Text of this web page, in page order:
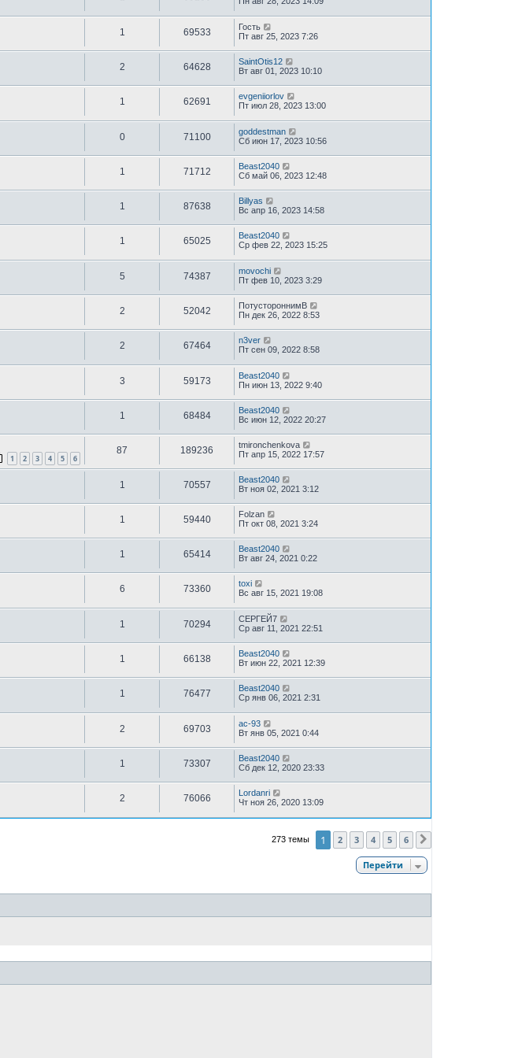
1 69533
Гость
Пт авг 25, 2023 7:26
2 64628
SaintOtis12
Вт авг 01, 2023 10:10
1 62691
evgeniiorlov
Пт июл 28, 2023 13:00
0 71100
goddestman
Сб июн 17, 2023 10:56
1 71712
Beast2040
Сб май 06, 2023 12:48
1 87638
Billyas
Вс апр 16, 2023 14:58
1 65025
Beast2040
Ср фев 22, 2023 15:25
5 74387
movochi
Пт фев 10, 2023 3:29
2 52042
ПотустороннимВ
Пн дек 26, 2022 8:53
2 67464
n3ver
Пт сен 09, 2022 8:58
3 59173
Beast2040
Пн июн 13, 2022 9:40
1 68484
Beast2040
Вс июн 12, 2022 20:27
1 2 3 4 5 6
87 189236
tmironchenkova
Пт апр 15, 2022 17:57
1 70557
Beast2040
Вт ноя 02, 2021 3:12
1 59440
Folzan
Пт окт 08, 2021 3:24
1 65414
Beast2040
Вт авг 24, 2021 0:22
6 73360
toxi
Вс авг 15, 2021 19:08
1 70294
СЕРГЕЙ7
Ср авг 11, 2021 22:51
1 66138
Beast2040
Вт июн 22, 2021 12:39
1 76477
Beast2040
Ср янв 06, 2021 2:31
2 69703
ac-93
Вт янв 05, 2021 0:44
1 73307
Beast2040
Сб дек 12, 2020 23:33
2 76066
Lordanri
Чт ноя 26, 2020 13:09
273 темы 1 2 3 4 5 6
Перейти